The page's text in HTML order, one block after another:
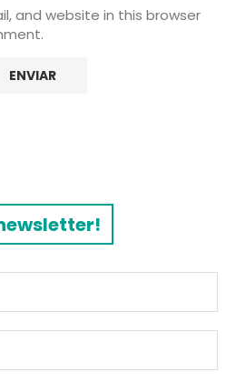
and website in this browser